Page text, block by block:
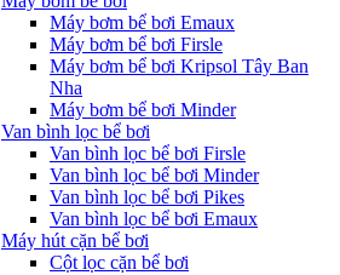
Máy bơm bể bơi Emaux
Máy bơm bể bơi Firsle
Máy bơm bể bơi Kripsol Tây Ban
Nha
Máy bơm bể bơi Minder
Van bình lọc bể bơi
Van bình lọc bể bơi Firsle
Van bình lọc bể bơi Minder
Van bình lọc bể bơi Pikes
Van bình lọc bể bơi Emaux
Máy hút cặn bể bơi
Cột lọc cặn bể bơi